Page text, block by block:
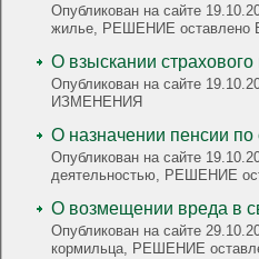
Опубликован на сайте
жилье, РЕШЕНИЕ
О взыскании
Опубликован на сайте
ИЗМЕНЕНИЯ
О назначении пенсии по
Опубликован на сайте
деятельностью, РЕШЕНИЕ
О возмещении вреда в
Опубликован на сайте
кормильца, РЕШЕНИЕ